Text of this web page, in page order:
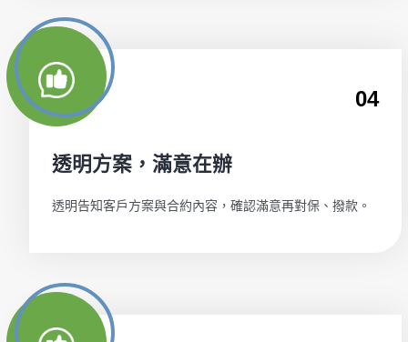
04
透明方案，滿意在辦
透明告知客戶方案與合約內容，確認滿意再對保、撥款。